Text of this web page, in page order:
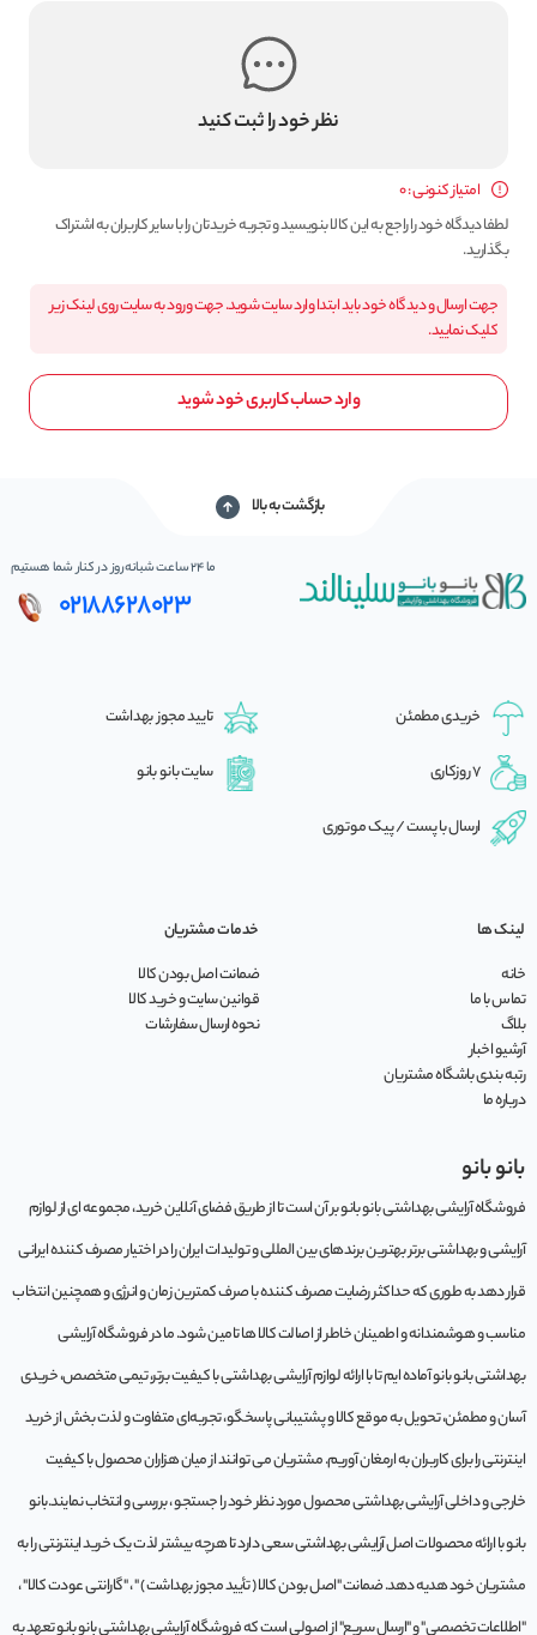
نظر خود را ثبت کنید
امتیاز کنونی : 0
لطفا دیدگاه خود را راجع به این کالا بنویسید و تجربه خریدتان را با سایر کاربران به اشتراک
بگذارید.
جهت ارسال و دیدگاه خود باید ابتدا وارد سایت شوید. جهت ورود به سایت روی لینک زیر
کلیک نمایید.
وارد حساب کاربری خود شوید
بازگشت به بالا
ما 24 ساعت شبانه‌روز در کنار شما هستیم
02188628023
خریدی مطمئن تایید مجوز بهداشت
7 روزکاری سایت بانو بانو
ارسال با پست / پیک موتوری
لینک ها
خانه
تماس با ما
بلاگ
آرشیو اخبار
رتبه بندی باشگاه مشتریان
درباره ما
خدمات مشتریان
ضمانت اصل بودن کالا
قوانین سایت و خرید کالا
نحوه ارسال سفارشات
بانو بانو
فروشگاه آرایشی بهداشتی بانو بانو بر آن است تا از طریق فضای آنلاین خرید، مجموعه‌ ای از لوازم
آرایشی و بهداشتی برتر بهترین برندهای بین المللی و تولیدات ایران را در اختیار مصرف کننده ایرانی
قرار دهد به طوری که حداکثر رضایت مصرف کننده با صرف کمترین زمان و انرژی و همچنین انتخاب
مناسب و هوشمندانه و اطمینان خاطر از اصالت کالا ها تامین شود. ما در فروشگاه آرایشی
بهداشتی بانو بانو آماده ایم تا با ارائه لوازم آرایشی بهداشتی با کیفیت برتر، تیمی متخصص، خریدی
آسان و مطمئن، تحویل به موقع کالا و پشتیبانی پاسخگو، تجربه‌ای متفاوت و لذت بخش از خرید
اینترنتی را برای کاربران به ارمغان آوریم. مشتريان می توانند از ميان هزاران محصول با کيفيت
خارجی و داخلی آرایشی بهداشتی محصول مورد نظر خود را جستجو ، بررسی و انتخاب نمايند.بانو
بانو با ارائه محصولات اصل آرایشی بهداشتی سعی دارد تا هرچه بیشتر لذت یک خرید اینترنتی را به
مشتریان خود هدیه دهد. ضمانت "اصل بودن کالا ( تأیید مجوز بهداشت ) " ، "گارانتی عودت کالا" ،
"اطلاعات تخصصی" و "ارسال سریع" از اصولی است که فروشگاه آرایشی بهداشتی بانو بانو تعهد به